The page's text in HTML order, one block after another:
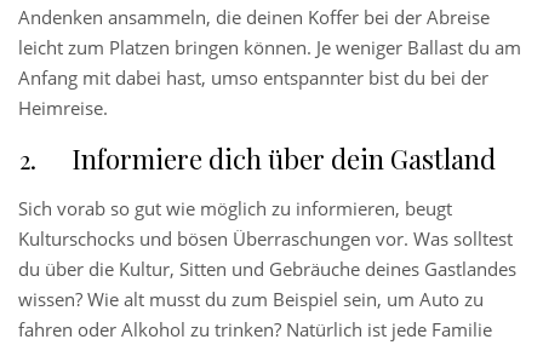
Andenken ansammeln, die deinen Koffer bei der Abreise
leicht zum Platzen bringen können. Je weniger Ballast du am
Anfang mit dabei hast, umso entspannter bist du bei der
Heimreise.
Informiere dich über dein Gastland
Sich vorab so gut wie möglich zu informieren, beugt
Kulturschocks und bösen Überraschungen vor. Was solltest
du über die Kultur, Sitten und Gebräuche deines Gastlandes
wissen? Wie alt musst du zum Beispiel sein, um Auto zu
fahren oder Alkohol zu trinken? Natürlich ist jede Familie